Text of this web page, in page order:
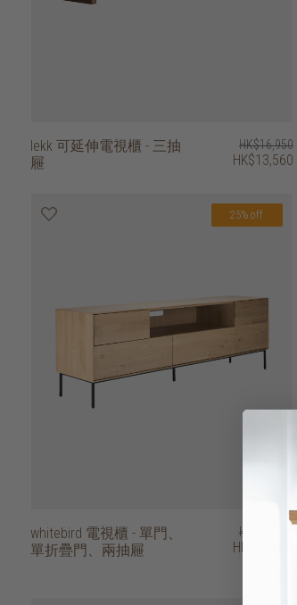
lekk 可延伸電視櫃 - 三抽
屜
HK$16,950
HK$13,560
25% off
whitebird 電視櫃 - 單門、
單折疊門、兩抽屜
HK$22,450
HK$16,838